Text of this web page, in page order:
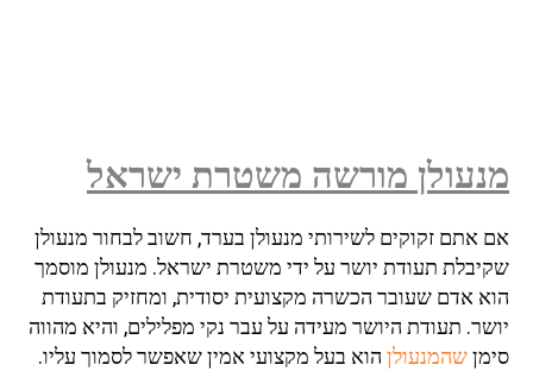
מנעולן מורשה משטרת ישראל
אם אתם זקוקים לשירותי מנעולן בערד, חשוב לבחור מנעולן
שקיבלת תעודת יושר על ידי משטרת ישראל. מנעולן מוסמך
הוא אדם שעובר הכשרה מקצועית יסודית, ומחזיק בתעודת
יושר. תעודת היושר מעידה על עבר נקי מפלילים, והיא מהווה
סימןשהמנעולן הוא בעל מקצועי אמין שאפשר לסמוך עליו.